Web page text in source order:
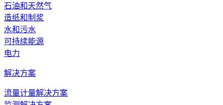
石油和天然气
造纸和制浆
水和污水
可持续能源
电力
解决方案
流量计量解决方案